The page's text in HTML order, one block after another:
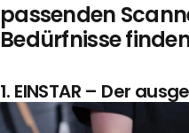
passenden
Bedürfnisse
1. EINSTAR – Der